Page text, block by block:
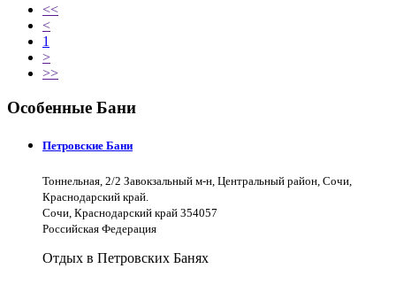
<<
<
1
>
>>
Особенные Бани
Петровские Бани
Тоннельная, 2/2 Завокзальный м-н, Центральный район, Сочи,
Краснодарский край.
Сочи, Краснодарский край 354057
Российская Федерация
Отдых в Петровских Банях